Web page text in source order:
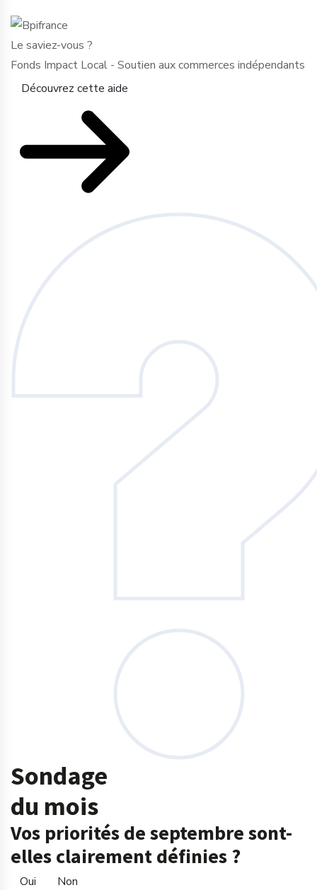
Le saviez-vous ?
Fonds Impact Local - Soutien aux commerces indépendants
Découvrez cette aide
Sondage
du mois
Vos priorités de septembre sont-
elles clairement définies ?
Oui
Non